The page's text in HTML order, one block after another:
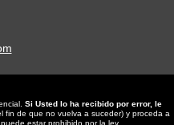
Si Usted lo ha recibido por error, le
fin de que no vuelva a suceder) y proceda a
estar prohibido por la ley.